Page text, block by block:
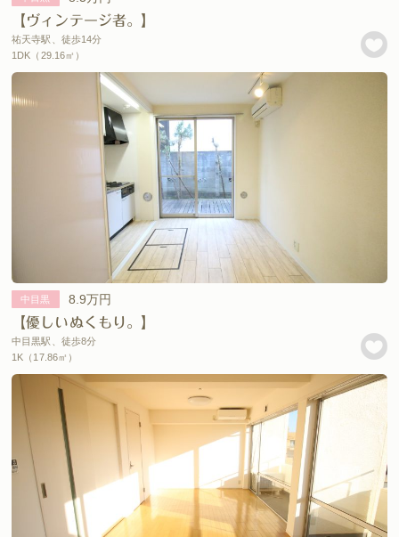
【ヴィンテージ者。】
祐天寺駅、徒歩14分
1DK（29.16㎡）
中目黒
8.9万円
【優しいぬくもり。】
中目黒駅、徒歩8分
1K（17.86㎡）